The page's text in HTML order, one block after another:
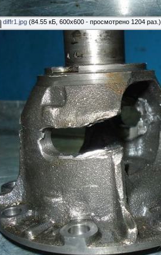
diffr1.jpg(84.55 кБ, 600x600 - просмотрено 1204 раз.)